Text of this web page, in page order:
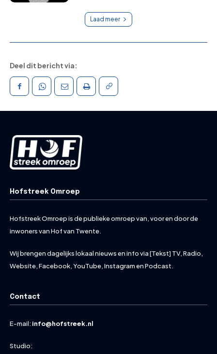
Laad meer
Deel dit bericht via:
Hofstreek Omroep
Hofstreek Omroep is de publieke omroep van, voor en door de
inwoners van Hof van Twente.
Wij brengen dagelijks lokaal nieuws en info via [Tekst] TV, Radio,
Website, Facebook, YouTube, Instagram en Podcast.
Contact
E-mail: info@hofstreek.nl
Studio: